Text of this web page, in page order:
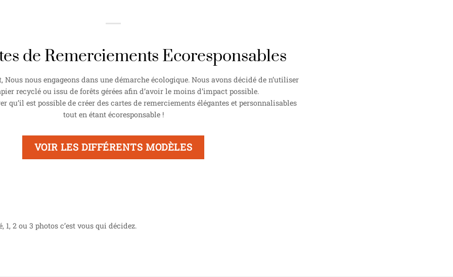
de Remerciements Ecoresponsables
Nous nous engageons dans une démarche écologique. Nous avons décidé de n’utiliser
recyclé ou issu de forêts gérées afin d’avoir le moins d’impact possible.
qu’il est possible de créer des cartes de remerciements élégantes et personnalisables
tout en étant écoresponsable !
VOIR LES DIFFÉRENTS MODÈLES
2 ou 3 photos c’est vous qui décidez.